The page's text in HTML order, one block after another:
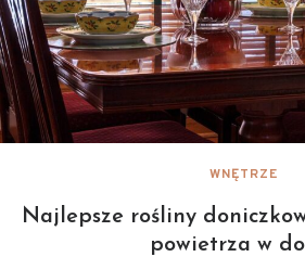
WNĘTRZE
Najlepsze rośliny
powietrza w